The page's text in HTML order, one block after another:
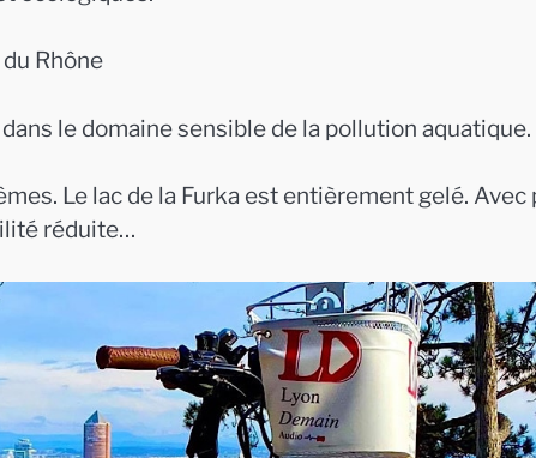
Rhône
le domaine sensible de la pollution aquatique.
Le lac de la Furka est entièrement gelé. Avec
réduite…